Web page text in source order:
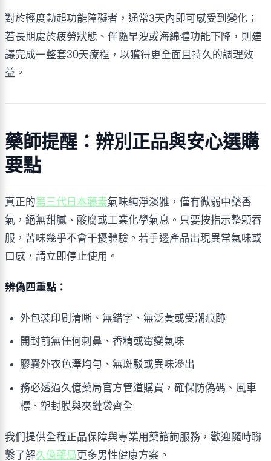
對於輕度勃起功能障礙者，通常3天內即可感受到變化；
若長期處於疲勞狀態、伴隨早洩或海綿體功能下降，則建
議完成一整套30天療程，以獲得更全面且持久的調理效
益。
藥師提醒：辨別正品與安心選購
要點
真正的第三代日本藤素氣味純淨淡雅，僅有微弱中藥香
氣，絕無甜膩、酸腐或工業化學氣息。只要按指示整顆吞
服，苦味幾乎不會干擾體驗。若手邊產品出現異常氣味或
口感，請立即停止使用。
辨偽四重點：
外包裝印刷清晰、無錯字、無泛黃或受潮痕跡
開封前無任何刺鼻、香精或霉變氣味
膠囊外衣色澤均勻、無斑駁或異味滲出
務必透過久億藥局官方管道購買，確保防偽碼、風車
標、塑封膜與夾鏈袋齊全
我們提供全程正品保障與專業用藥諮詢服務，歡迎隨時聯
繫了解久億藥局更多男性健康方案。